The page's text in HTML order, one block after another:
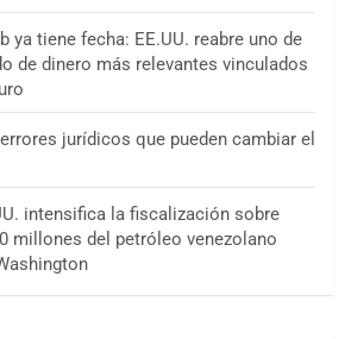
ya tiene fecha: EE.UU. reabre uno de
de dinero más relevantes vinculados
jurídicos que pueden cambiar el
intensifica la fiscalización sobre
millones del petróleo venezolano